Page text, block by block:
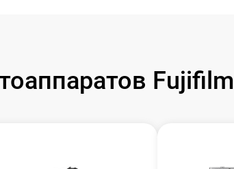
Fujifilm